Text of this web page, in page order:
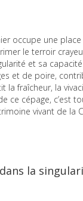
occupe une
le terroir
et sa
et de poire,
la fraîcheur, la
ce cépage, c’est
vivant de la
la